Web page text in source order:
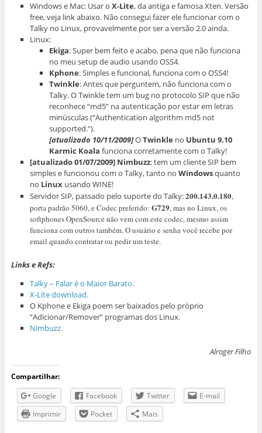
Windows e Mac: Usar oX-Lite, da antiga e famosa Xten. Versão
free, veja link abaixo. Não consegui fazer ele funcionar com o
Talky no Linux, provavelmente por ser a versão 2.0 ainda.
Linux:
Ekiga: Super bem feito e acabo, pena que não funciona
no meu setup de audio usando OSS4.
Kphone: Simples e funcional, funciona com o OSS4!
Twinkle: Antes que perguntem, não funciona com o
Talky. O Twinkle tem um bug no protocolo SIP que não
reconhece “md5” na autenticação por estar em letras
minúsculas (“Authentication algorithm md5 not
supported.”).
[atualizado 10/11/2009]OTwinkle no Ubuntu 9.10
Karmic Koala funciona corretamente com o Talky!
[atualizado 01/07/2009] Nimbuzz: tem um cliente SIP bem
simples e funcionou com o Talky, tanto noWindowsquanto
no Linux usando WINE!
Servidor SIP, passado pelo suporte do Talky:200.143.0.180,
porta padrão 5060, e Codec preferido:G729, mas no Linux, os
softphones OpenSource não vem com este codec, mesmo assim
funciona com outros também. O usuário e senha você recebe por
email quando contratar ou pedir um teste.
Links e Refs:
Talky – Falar é o Maior Barato.
X-Lite download.
O Kphone e Ekiga poem ser baixados pelo próprio
“Adicionar/Remover” programas dos Linux.
Nimbuzz.
Alroger Filho
Compartilhar:
Google
Facebook Twitter
E-mail
Imprimir
Pocket Mais